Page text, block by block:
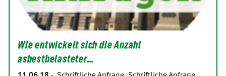
Wie entwickelt sich die Anzahl
asbestbelasteter…